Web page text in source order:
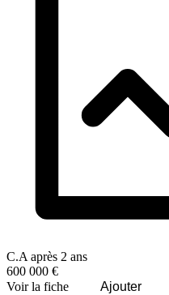
C.A après 2 ans
600 000 €
Voir la fiche
Ajouter